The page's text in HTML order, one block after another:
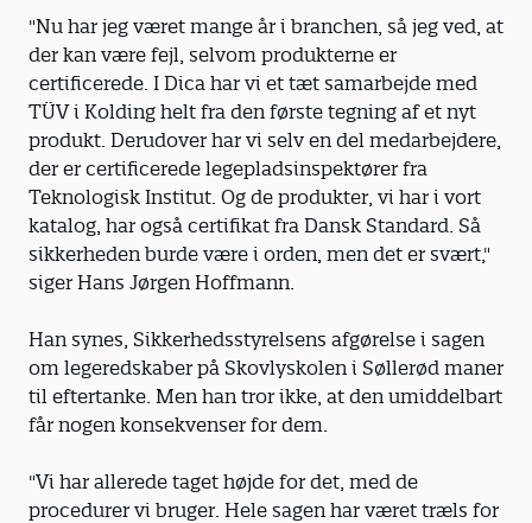
"Nu har jeg været mange år i branchen, så jeg ved, at
der kan være fejl, selvom produkterne er
certificerede. I Dica har vi et tæt samarbejde med
TÜV i Kolding helt fra den første tegning af et nyt
produkt. Derudover har vi selv en del medarbejdere,
der er certificerede legepladsinspektører fra
Teknologisk Institut. Og de produkter, vi har i vort
katalog, har også certifikat fra Dansk Standard. Så
sikkerheden burde være i orden, men det er svært,"
siger Hans Jørgen Hoffmann.
Han synes, Sikkerhedsstyrelsens afgørelse i sagen
om legeredskaber på Skovlyskolen i Søllerød maner
til eftertanke. Men han tror ikke, at den umiddelbart
får nogen konsekvenser for dem.
"Vi har allerede taget højde for det, med de
procedurer vi bruger. Hele sagen har været træls for